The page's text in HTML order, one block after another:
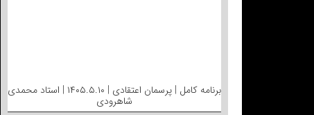
برنامه کامل | پرسمان اعتقادی | ۱۴۰۵.۵.۱۰ | استاد محمدی
شاهرودی